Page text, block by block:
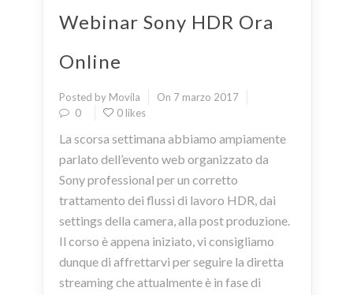
Webinar Sony HDR Ora
Online
Posted by Movila
On 7 marzo 2017
0
0 likes
La scorsa settimana abbiamo ampiamente
parlato dell’evento web organizzato da
Sony professional per un corretto
trattamento dei flussi di lavoro HDR, dai
settings della camera, alla post produzione.
Il corso è appena iniziato, vi consigliamo
dunque di affrettarvi per seguire la diretta
streaming che attualmente è in fase di